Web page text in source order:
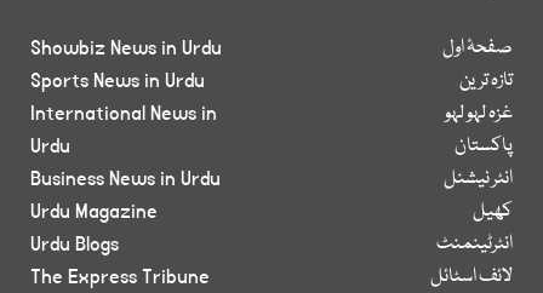
صفحۂ اول
تازہ ترین
غزہ لہو لہو
پاکستان
انٹر نیشنل
کھیل
انٹرٹینمنٹ
لائف اسٹائل
Showbiz News in Urdu
Sports News in Urdu
International News in
Urdu
Business News in Urdu
Urdu Magazine
Urdu Blogs
The Express Tribune